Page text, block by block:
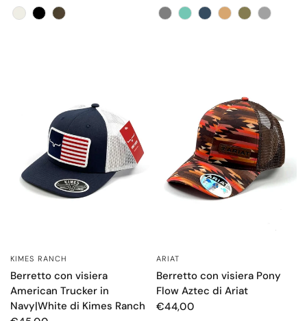
Colore Colore
OCCHIATA VELOCE
KIMES RANCH
Berretto con visiera
American Trucker in
Navy|White di Kimes Ranch
ARIAT
Berretto con visiera Pony
Flow Aztec di Ariat
€44,00